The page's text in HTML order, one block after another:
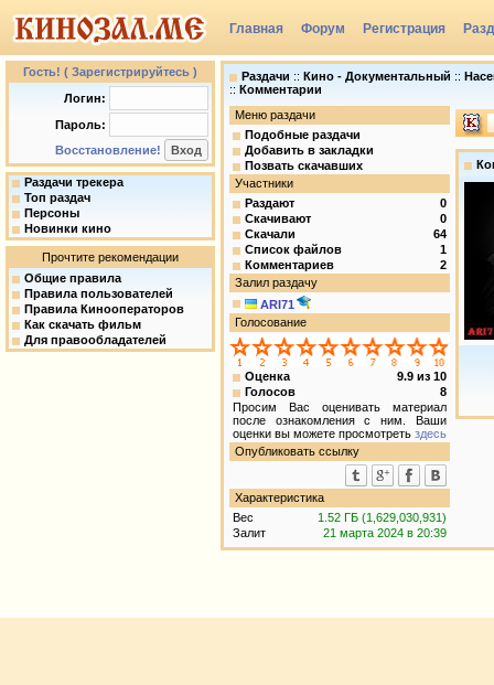
Главная Форум Регистрация
Группы
Гость! ( Зарегистрируйтесь )
Логин:
Пароль:
Восстановление!
Раздачи трекера
Топ раздач
Персоны
Новинки кино
Прочтите рекомендации
Общие правила
Правила пользователей
Правила Кинооператоров
Как скачать фильм
Для правообладателей
Раздачи :: Кино - Документальный ::
:: Комментарии
Меню раздачи
Подобные раздачи
Добавить в закладки
Позвать скачавших
Участники
Раздают
0
Скачивают
0
Скачали
64
Список файлов
1
Комментариев
2
Залил раздачу
ARI71
Голосование
Оценка 9.9 из 10
Голосов
8
Просим Вас оценивать материал
после ознакомления с ним. Ваши
оценки вы можете просмотреть здесь
Опубликовать ссылку
Характеристика
Вес
1.52 ГБ (1,629,030,931)
Залит
21 марта 2024 в 20:39